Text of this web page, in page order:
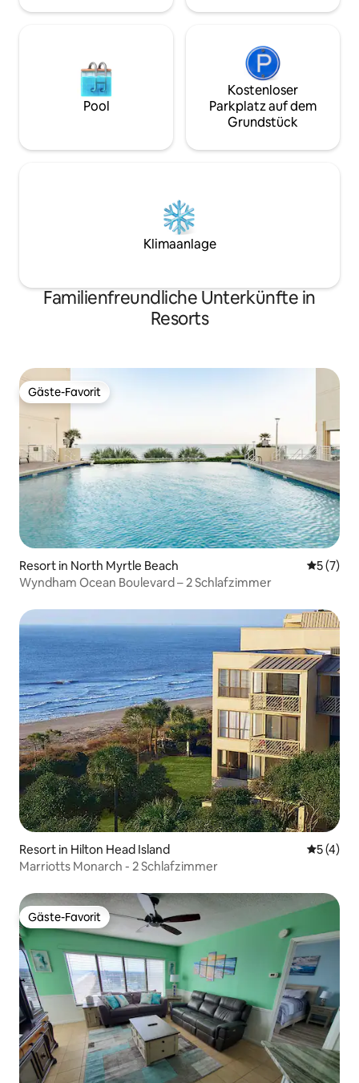
kaum erwarten, dich kennenzulernen!
zum
Pool
Kostenloser
Parkplatz auf dem
Grundstück
Klimaanlage
Familienfreundliche Unterkünfte in
Resorts
Gäste-Favorit
Gäste-Favorit
Resort in North Myrtle Beach
5 (7)
Wyndham Ocean Boulevard – 2 Schlafzimmer
Resort in Hilton Head Island
5 (4)
Marriotts Monarch - 2 Schlafzimmer
Gäste-Favorit
Gäste-Favorit